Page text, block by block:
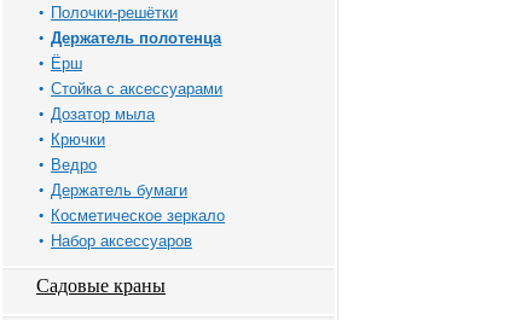
Полочки-решётки
Держатель полотенца
Ёрш
Стойка с аксессуарами
Дозатор мыла
Крючки
Ведро
Держатель бумаги
Косметическое зеркало
Набор аксессуаров
Садовые краны